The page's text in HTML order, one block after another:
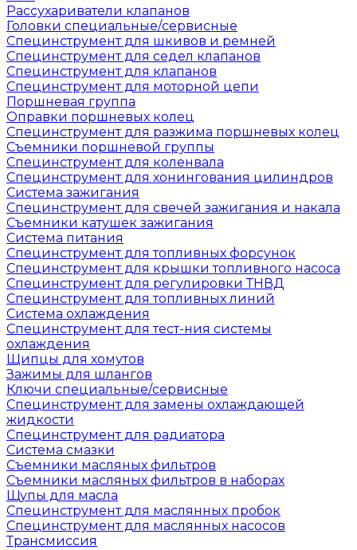
Рассухариватели клапанов
Головки специальные/сервисные
Специнструмент для шкивов и ремней
Специнструмент для седел клапанов
Специнструмент для клапанов
Специнструмент для моторной цепи
Поршневая группа
Оправки поршневых колец
Специнструмент для разжима поршневых колец
Съемники поршневой группы
Специнструмент для коленвала
Специнструмент для хонингования цилиндров
Система зажигания
Специнструмент для свечей зажигания и накала
Съемники катушек зажигания
Система питания
Специнструмент для топливных форсунок
Специнструмент для крышки топливного насоса
Специнструмент для регулировки ТНВД
Специнструмент для топливных линий
Система охлаждения
Специнструмент для тест-ния системы
охлаждения
Щипцы для хомутов
Зажимы для шлангов
Ключи специальные/сервисные
Специнструмент для замены охлаждающей
жидкости
Специнструмент для радиатора
Система смазки
Съемники масляных фильтров
Съемники масляных фильтров в наборах
Щупы для масла
Специнструмент для маслянных пробок
Специнструмент для маслянных насосов
Трансмиссия